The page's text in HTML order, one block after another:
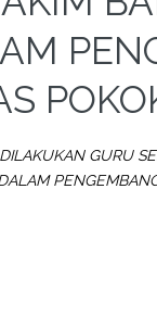
GURU